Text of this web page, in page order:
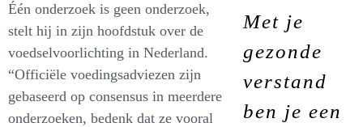
Met je
gezonde
verstand
ben je een
Één onderzoek is geen onderzoek,
stelt hij in zijn hoofdstuk over de
voedselvoorlichting in Nederland.
“Officiële voedingsadviezen zijn
gebaseerd op consensus in meerdere
onderzoeken, bedenk dat ze vooral